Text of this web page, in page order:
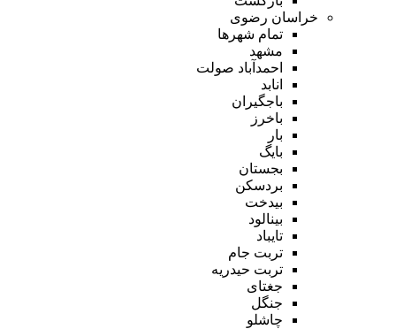
خراسان رضوی
تمام شهر‌ها
مشهد
احمدآباد صولت
انابد
باجگیران
باخرز
بار
بایگ
بجستان
بردسکن
بیدخت
بینالود
تایباد
تربت جام
تربت حیدریه
جغتای
جنگل
چاشلو